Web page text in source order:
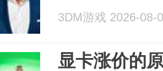
3DM游戏 2026-08-
显卡涨价的